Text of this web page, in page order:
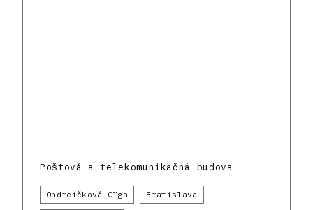
Poštová a telekomunikačná budova
Ondreičková Oľga Bratislava